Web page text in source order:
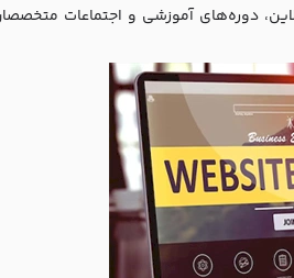
دوره‌های آموزشی و اجتماعات